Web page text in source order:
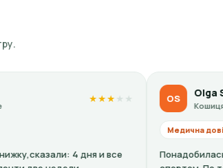
и все
OS Olga Sidorova
Кошиця, 7-А · Google
Понадобилась ребенку